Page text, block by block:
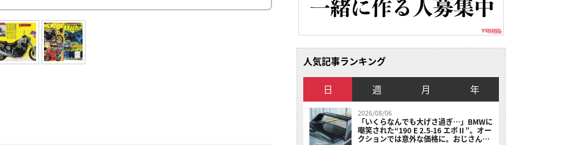
人気記事ランキング
日 週 月 年
2026/08/06
「いくらなんでも大げさ過ぎ…」BMWに
嘲笑された“190 E 2.5-16 エボⅡ”。オー
クションでは意外な価格に。おじさん達